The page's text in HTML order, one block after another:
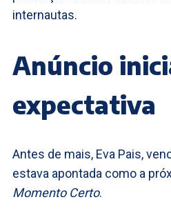
internautas.
Anúncio
expectativa
Antes de mais, Eva Pais,
estava apontada como a
Momento Certo.